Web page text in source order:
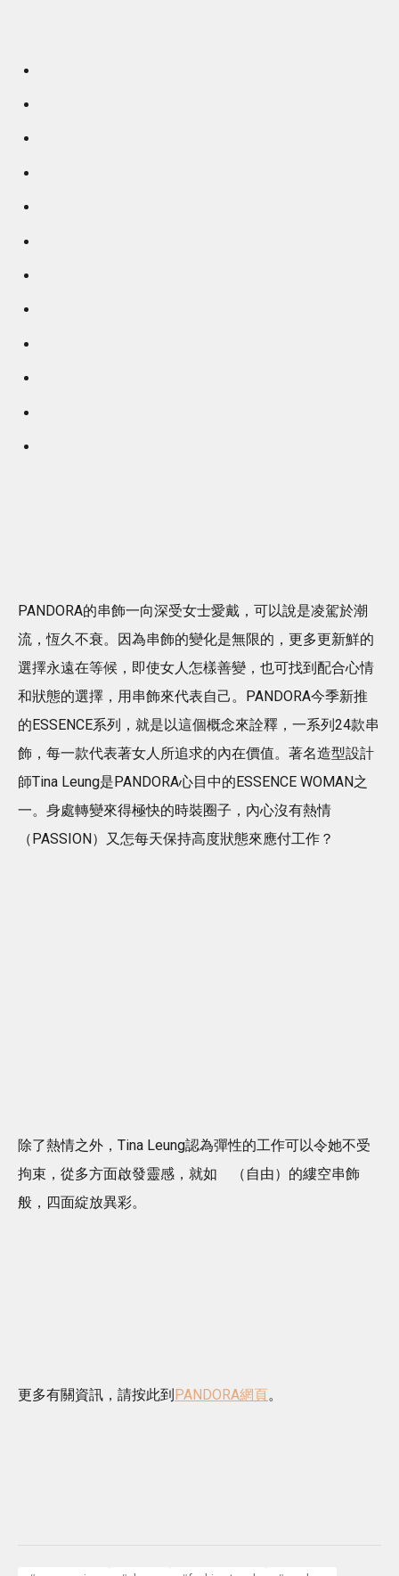
PANDORA的串飾一向深受女士愛戴，可以說是凌駕於潮
流，恆久不衰。因為串飾的變化是無限的，更多更新鮮的
選擇永遠在等候，即使女人怎樣善變，也可找到配合心情
和狀態的選擇，用串飾來代表自己。PANDORA今季新推
的ESSENCE系列，就是以這個概念來詮釋，一系列24款串
飾，每一款代表著女人所追求的內在價值。著名造型設計
師Tina Leung是PANDORA心目中的ESSENCE WOMAN之
一。身處轉變來得極快的時裝圈子，內心沒有熱情
（PASSION）又怎每天保持高度狀態來應付工作？
除了熱情之外，Tina Leung認為彈性的工作可以令她不受
拘束，從多方面啟發靈感，就如 （自由）的縷空串飾
般，四面綻放異彩。
更多有關資訊，請按此到PANDORA網頁。